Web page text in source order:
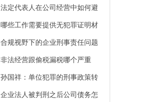
法定代表人在公司经营中如何避
哪些工作需要提供无犯罪证明材
合规视野下的企业刑事责任问题
非法经营跟偷税漏税哪个严重
孙国祥：单位犯罪的刑事政策转
企业法人被判刑之后公司债务怎